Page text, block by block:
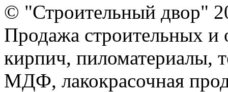
© "Строительный двор"
Продажа строительных и
кирпич, пиломатериалы,
МДФ, лакокрасочная